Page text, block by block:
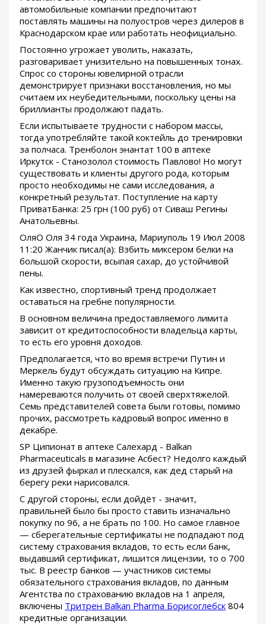
автомобильные компании предпочитают
поставлять машины на полуостров через дилеров в
Краснодарском крае или работать неофициально.
Постоянно угрожает уволить, наказать,
разговаривает унизительно на повышенных тонах.
Спрос со стороны ювелирной отрасли
демонстрирует признаки восстановления, но мы
считаем их неубедительными, поскольку цены на
бриллианты продолжают падать.
Если испытываете трудности с набором массы,
тогда употребляйте такой коктейль до тренировки
за полчаса. Тренболон энантат 100 в аптеке
Иркутск - Станозолол стоимость Павлово! Но могут
существовать и клиенты другого рода, которым
просто необходимы не сами исследования, а
конкретный результат. Поступление на карту
ПриватБанка: 25 грн (100 руб) от Сиваш Регины
Анатольевны.
ОляО Оля 34 года Украина, Мариуполь 19 Июл 2008
11:20 Жанчик писал(а): Взбить миксером белки на
большой скорости, всыпая сахар, до устойчивой
пены.
Как известно, спортивный тренд продолжает
оставаться на гребне популярности.
В основном величина предоставляемого лимита
зависит от кредитоспособности владельца карты,
то есть его уровня доходов.
Предполагается, что во время встречи Путин и
Меркель будут обсуждать ситуацию на Кипре.
Именно такую грузоподъемность они
намереваются получить от своей сверхтяжелой.
Семь представителей совета были готовы, помимо
прочих, рассмотреть кадровый вопрос именно в
декабре.
SP Ципионат в аптеке Салехард - Balkan
Pharmaceuticals в магазине Асбест? Недолго каждый
из друзей фыркал и плескался, как дед старый на
берегу реки нарисовался.
С другой стороны, если дойдёт - значит,
правильней было бы просто ставить изначально
покупку по 96, а не брать по 100. Но самое главное
— сберегательные сертификаты не подпадают под
систему страхования вкладов, то есть если банк,
выдавший сертификат, лишится лицензии, то о 700
тыс. В реестр банков — участников системы
обязательного страхования вкладов, по данным
Агентства по страхованию вкладов на 1 апреля,
включены Тритрен Balkan Pharma Борисоглебск 804
кредитные организации.